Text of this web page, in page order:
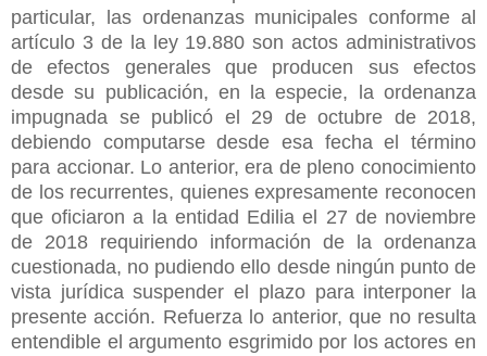
particular, las ordenanzas municipales conforme al
artículo 3 de la ley 19.880 son actos administrativos
de efectos generales que producen sus efectos
desde su publicación, en la especie, la ordenanza
impugnada se publicó el 29 de octubre de 2018,
debiendo computarse desde esa fecha el término
para accionar. Lo anterior, era de pleno conocimiento
de los recurrentes, quienes expresamente reconocen
que oficiaron a la entidad Edilia el 27 de noviembre
de 2018 requiriendo información de la ordenanza
cuestionada, no pudiendo ello desde ningún punto de
vista jurídica suspender el plazo para interponer la
presente acción. Refuerza lo anterior, que no resulta
entendible el argumento esgrimido por los actores en